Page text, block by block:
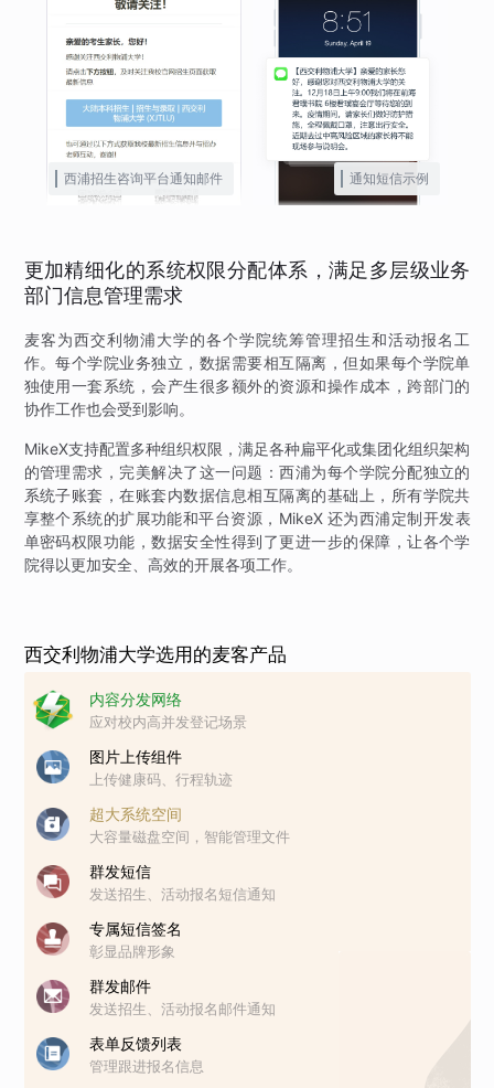
西浦招生咨询平台通知邮件 通知短信示例
更加精细化的系统权限分配体系，满足多层级业务
部门信息管理需求
麦客为西交利物浦大学的各个学院统筹管理招生和活动报名工
作。每个学院业务独立，数据需要相互隔离，但如果每个学院单
独使用一套系统，会产生很多额外的资源和操作成本，跨部门的
协作工作也会受到影响。
MikeX支持配置多种组织权限，满足各种扁平化或集团化组织架构
的管理需求，完美解决了这一问题：西浦为每个学院分配独立的
系统子账套，在账套内数据信息相互隔离的基础上，所有学院共
享整个系统的扩展功能和平台资源，MikeX 还为西浦定制开发表
单密码权限功能，数据安全性得到了更进一步的保障，让各个学
院得以更加安全、高效的开展各项工作。
西交利物浦大学选用的麦客产品
内容分发网络
应对校内高并发登记场景
图片上传组件
上传健康码、行程轨迹
超大系统空间
大容量磁盘空间，智能管理文件
群发短信
发送招生、活动报名短信通知
专属短信签名
彰显品牌形象
群发邮件
发送招生、活动报名邮件通知
表单反馈列表
管理跟进报名信息